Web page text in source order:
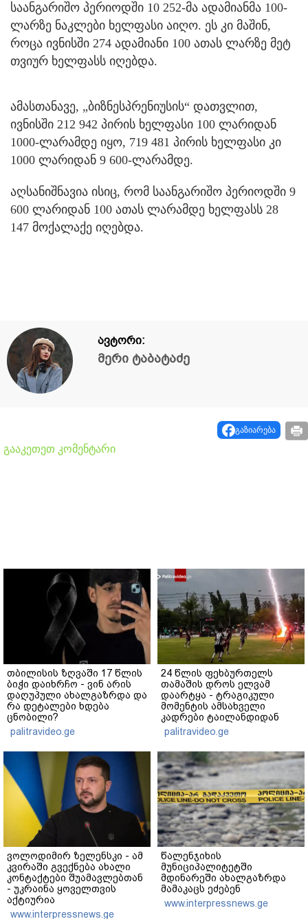
საანგარიშო პერიოდში 10 252-მა ადამიანმა 100-
ლარზე ნაკლები ხელფასი აიღო. ეს კი მაშინ,
როცა ივნისში 274 ადამიანი 100 ათას ლარზე მეტ
თვიურ ხელფასს იღებდა.
ამასთანავე, „ბიზნესპრენიუსის“ დათვლით,
ივნისში 212 942 პირის ხელფასი 100 ლარიდან
1000-ლარამდე იყო, 719 481 პირის ხელფასი კი
1000 ლარიდან 9 600-ლარამდე.
აღსანიშნავია ისიც, რომ საანგარიშო პერიოდში 9
600 ლარიდან 100 ათას ლარამდე ხელფასს 28
147 მოქალაქე იღებდა.
ავტორი:
მერი ტაბატაძე
გაზიარება
გააკეთეთ კომენტარი
თბილისის ზღვაში 17 წლის
ბიჭი დაიხრჩო - ვინ არის
დაღუპული ახალგაზრდა და
რა დეტალები ხდება
ცნობილი?
palitravideo.ge
24 წლის ფეხბურთელს
თამაშის დროს ელვამ
დაარტყა - ტრაგიკული
მომენტის ამსახველი
კადრები ტაილანდიდან
მედიაში ვრცელდება
palitravideo.ge
ვოლოდიმირ ზელენსკი - ამ
კვირაში გვექნება ახალი
კონტაქტები შუამავლებთან
- უკრაინა ყოველთვის
აქტიურია
www.interpressnews.ge
წალენჯიხის
მუნიციპალიტეტში
მდინარეში ახალგაზრდა
მამაკაცს ეძებენ
www.interpressnews.ge